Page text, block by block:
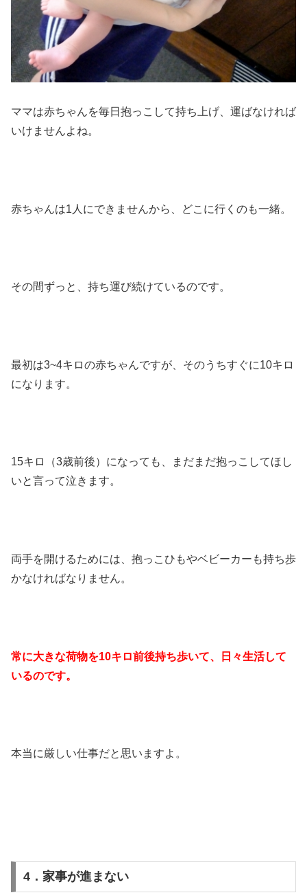
ママは赤ちゃんを毎日抱っこして持ち上げ、運ばなければ
いけませんよね。
赤ちゃんは1人にできませんから、どこに行くのも一緒。
その間ずっと、持ち運び続けているのです。
最初は3~4キロの赤ちゃんですが、そのうちすぐに10キロ
になります。
15キロ（3歳前後）になっても、まだまだ抱っこしてほし
いと言って泣きます。
両手を開けるためには、抱っこひもやベビーカーも持ち歩
かなければなりません。
常に大きな荷物を10キロ前後持ち歩いて、日々生活して
いるのです。
本当に厳しい仕事だと思いますよ。
4．家事が進まない